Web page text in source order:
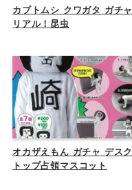
カブトムシ クワガタ ガチャ
リアル！昆虫
オカザえもん ガチャ デスク
トップ占領マスコット